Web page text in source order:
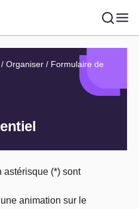
Organiser
Formulaire de
astérisque (*) sont
animation sur le